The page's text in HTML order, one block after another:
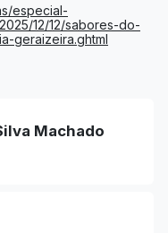
especial-
12/12/sabores-do-
geraizeira.ghtml
Machado